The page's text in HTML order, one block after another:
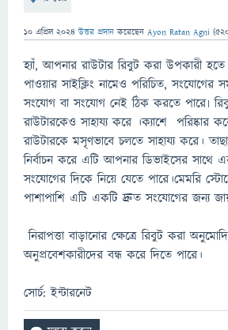
10 এপ্রিল 2024 উত্তর প্রদান করেছেন Ayon Ratan Agni (
হ্যাঁ, আপনার রাউটার রিবুট করা উপকারী হতে
পাওয়ার সাইক্লিং নামেও পরিচিত, সংযোগের
সংযোগ বা সংযোগ নেই ঠিক করতে পারে৷
রাউটারকেও সাহায্য করে ।ক্যাশে পরিষ্কার
রাউটারকে মসৃণভাবে চলতে সাহায্য করে।
নির্বাচন করে এটি আপনার ডিভাইসের সাথে
সংযোগের দিকে নিয়ে যেতে পারে।মেমরি
পাশাপাশি এটি একটি দ্রুত সংযোগের জন্য
নিরাপত্তা বাড়ানোর ক্ষেত্রে রিবুট করা
অনুপ্রবেশকারীদের বন্ধ করে দিতে পারে।
সোর্চ: ইন্টারনেট